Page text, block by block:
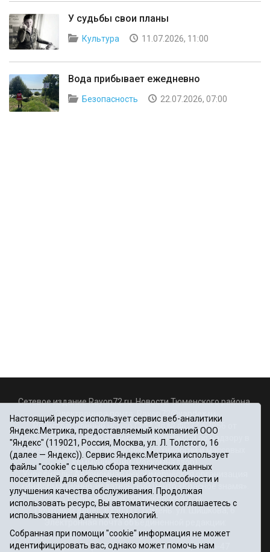
У судьбы свои планы
Культура 11.07.2026, 11:00
Вода прибывает ежедневно
Безопасность 22.07.2026, 07:00
Сетевое издание Rayon72.ru. Новости Тюменского района.
Rayon72@yandex.ru
Регистрационный номер СМИ Эл № ФС77-67956 от
06.12.2016г., выдано Федеральной службой по надзору в
сфере связи, информационных технологий и массовых
коммуникаций (Роскомнадзор)
Учредитель: Автономная некоммерческая организация
«Информационно-издательский центр «Красное знамя».
Главный редактор Некрасова Т. В.
Почтовый адрес: 625031 г.Тюмень. ул. Шишкова, 6
Электронная почта объединенной редакции:
krasnoeznam@rambler.ru
Телефоны 8 (3452) 34-80-60, 69-56-73, 69-56-47
Настоящий ресурс использует сервис веб-аналитики
Яндекс.Метрика, предоставляемый компанией ООО
"Яндекс" (119021, Россия, Москва, ул. Л. Толстого, 16
(далее — Яндекс)). Сервис Яндекс.Метрика использует
файлы "cookie" с целью сбора технических данных
посетителей для обеспечения работоспособности и
улучшения качества обслуживания. Продолжая
использовать ресурс, Вы автоматически соглашаетесь с
использованием данных технологий.
Собранная при помощи "cookie" информация не может
идентифицировать вас, однако может помочь нам